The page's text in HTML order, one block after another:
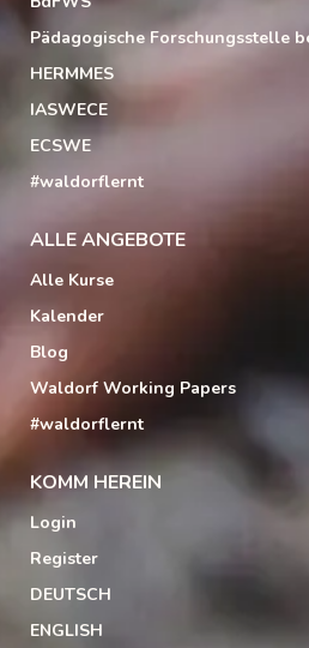
Pädagogische Forschungsstelle
HERMMES
IASWECE
ECSWE
#waldorflernt
ALLE ANGEBOTE
Alle Kurse
Kalender
Blog
Waldorf Working Papers
#waldorflernt
KOMM HEREIN
Login
Register
DEUTSCH
ENGLISH